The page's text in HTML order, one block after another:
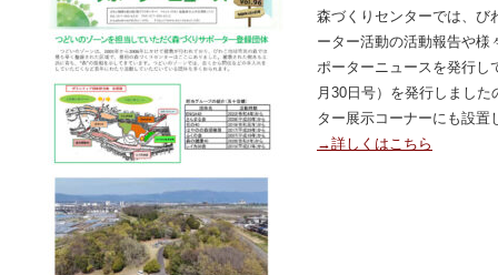
森づくりセンターでは、び
ーター活動の活動報告や様
ポーターニュースを発行し
月30日号）を発行しまし
ター展示コーナーにも設
→詳しくはこちら